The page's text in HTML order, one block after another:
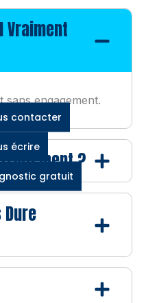
Vraiment
sans engagement.
?
Dure
contacter
écrire
gratuit